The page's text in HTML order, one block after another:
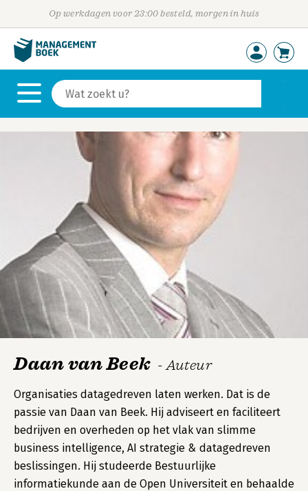
Op werkdagen voor 23:00 besteld, morgen in huis
Daan van Beek - Auteur
Organisaties datagedreven laten werken. Dat is de
passie van Daan van Beek. Hij adviseert en faciliteert
bedrijven en overheden op het vlak van slimme
business intelligence, AI strategie & datagedreven
beslissingen. Hij studeerde Bestuurlijke
informatiekunde aan de Open Universiteit en behaalde